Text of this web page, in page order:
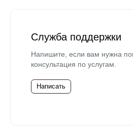
Служба поддержки
Напишите, если вам нужна
консультация по услугам.
Написать